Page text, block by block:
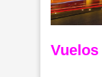
Vuelos